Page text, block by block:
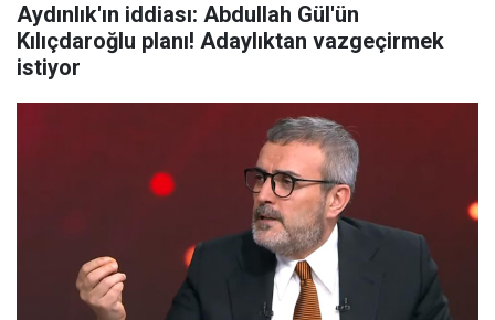
Aydınlık'ın iddiası: Abdullah Gül'ün
Kılıçdaroğlu planı! Adaylıktan vazgeçirmek
istiyor